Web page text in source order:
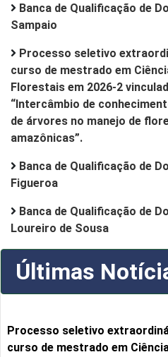
Banca de Qualificação de
Sampaio
Processo seletivo
curso de mestrado em
Florestais em 2026-2
“Intercâmbio de
de árvores no manejo de
amazônicas”.
Banca de Qualificação de
Figueroa
Banca de Qualificação de
Loureiro de Sousa
Últimas
Processo seletivo
curso de mestrado em